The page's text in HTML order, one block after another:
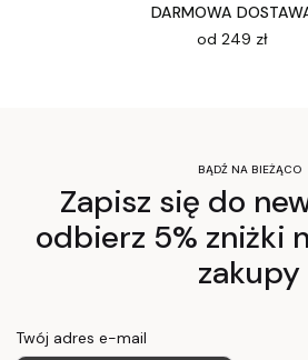
DARMOWA
od 249 zł
BĄDŹ NA BIEŻĄCO
Zapisz się do
odbierz 5% zniżki
zakupy
Twój adres e-mail